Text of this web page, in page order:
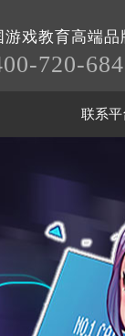
游戏教育高端品
720-
联系平